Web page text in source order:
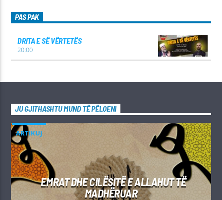
PAS PAK
DRITA E SË VËRTETËS
20:00
JU GJITHASHTU MUND TË PËLQENI
ARTIKUJ
EMRAT DHE CILËSITË E ALLAHUT TË
MADHËRUAR